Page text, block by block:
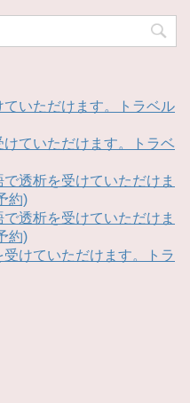
いただけます。トラベル
ていただけます。トラベ
透析を受けていただけま
約)
透析を受けていただけま
約)
けていただけます。トラ